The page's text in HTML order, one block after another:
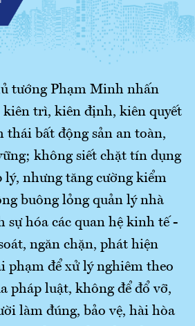
tướng Phạm Minh nhấn
trì, kiên định, kiên quyết
thái bất động sản an toàn,
không siết chặt tín dụng
lý, nhưng tăng cường kiểm
buông lỏng quản lý nhà
sự hóa các quan hệ kinh tế -
ngăn chặn, phát hiện
phạm để xử lý nghiêm theo
pháp luật, không để đổ vỡ,
làm đúng, bảo vệ, hài hòa